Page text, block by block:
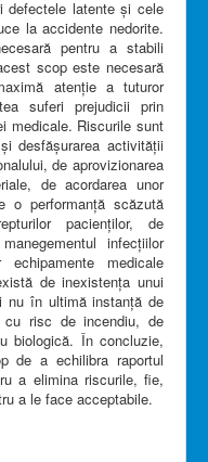
defectele latente și cele
la accidente nedorite.
pentru a stabili
scop este necesară
atenție a tuturor
suferi prejudicii prin
medicale. Riscurile sunt
desfășurarea activității
de aprovizionarea
de acordarea unor
o performanță scăzută
pacienților, de
infecțiilor
medicale
de inexistența unui
nu în ultimă instanță de
cu risc de incendiu, de
biologică. În concluzie,
de a echilibra raportul
a elimina riscurile, fie,
a le face acceptabile.